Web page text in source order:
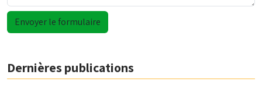
Dernières publications